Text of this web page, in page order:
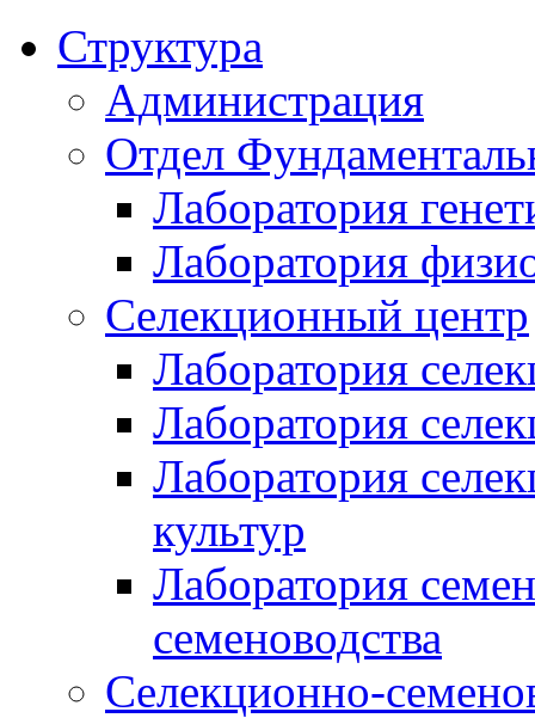
Структура
Администрация
Отдел
Лаборатория
Лаборатория
Селекционный центр
Лаборатория
Лаборатория
Лаборатория
культур
Лаборатория
семеноводства
Селекционно-